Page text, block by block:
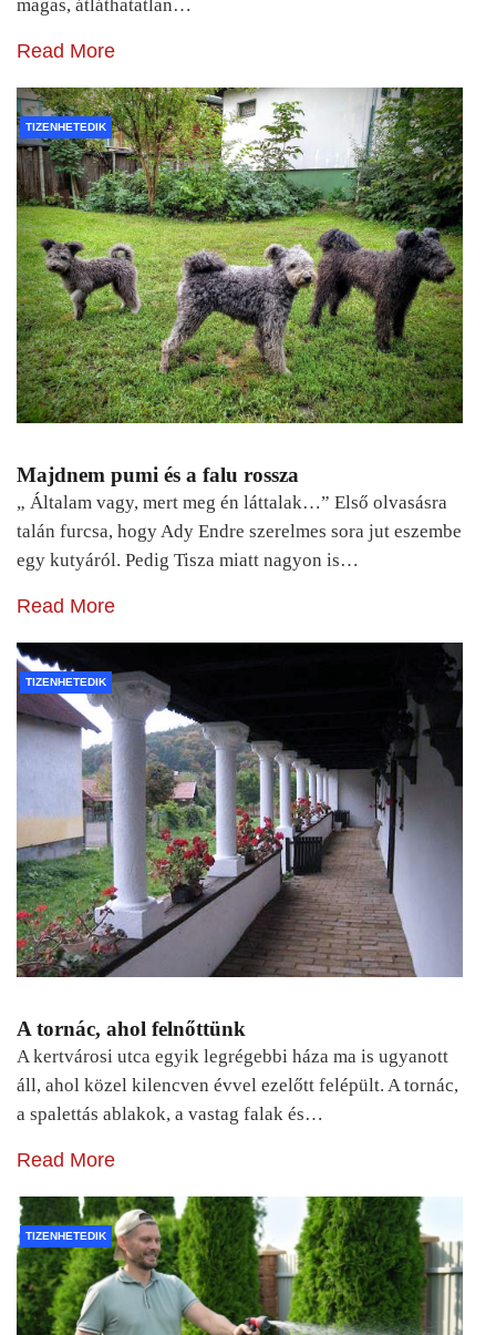
magas, átláthatatlan…
Read More
TIZENHETEDIK
Majdnem pumi és a falu rossza
„ Általam vagy, mert meg én láttalak…” Első olvasásra
talán furcsa, hogy Ady Endre szerelmes sora jut eszembe
egy kutyáról. Pedig Tisza miatt nagyon is…
Read More
TIZENHETEDIK
A tornác, ahol felnőttünk
A kertvárosi utca egyik legrégebbi háza ma is ugyanott
áll, ahol közel kilencven évvel ezelőtt felépült. A tornác,
a spalettás ablakok, a vastag falak és…
Read More
TIZENHETEDIK